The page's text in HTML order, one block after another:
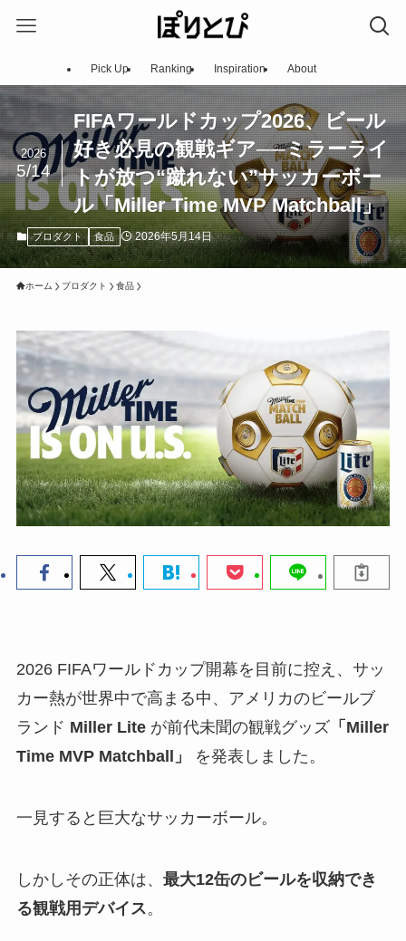
Pick Up Ranking Inspiration About
FIFAワールドカップ2026、ビール
好き必見の観戦ギア──ミラーライ
トが放つ“蹴れない”サッカーボー
ル「Miller Time MVP Matchball」
2026
5/14
プロダクト 食品 2026年5月14日
ホーム プロダクト 食品
2026 FIFAワールドカップ開幕を目前に控え、サッ
カー熱が世界中で高まる中、アメリカのビールブ
ランド Miller Lite が前代未聞の観戦グッズ「Miller
Time MVP Matchball」
を発表しました。
一見すると巨大なサッカーボール。
しかしその正体は、 最大12缶のビールを収納でき
る観戦用デバイス。